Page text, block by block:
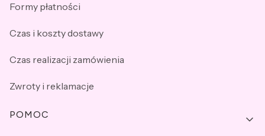
Formy płatności
Czas i koszty dostawy
Czas realizacji zamówienia
Zwroty i reklamacje
POMOC